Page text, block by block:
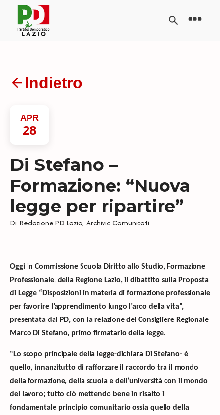
Indietro
APR
28
Di Stefano –
Formazione: “Nuova
legge per ripartire”
Di Redazione PD Lazio, Archivio Comunicati
Oggi in Commissione Scuola Diritto allo Studio, Formazione
Professionale, della Regione Lazio, il dibattito sulla Proposta
di Legge “Disposizioni in materia di formazione professionale
per favorire l’apprendimento lungo l’arco della vita”,
presentata dal PD, con la relazione del Consigliere Regionale
Marco Di Stefano, primo firmatario della legge.
“Lo scopo principale della legge-dichiara Di Stefano- è
quello, innanzitutto di rafforzare il raccordo tra il mondo
della formazione, della scuola e dell’università con il mondo
del lavoro; tutto ciò mettendo bene in risalto il
fondamentale principio comunitario ossia quello della